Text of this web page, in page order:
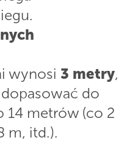
wynosi 3 metry,
do
14 metrów (co 2
m, itd.).